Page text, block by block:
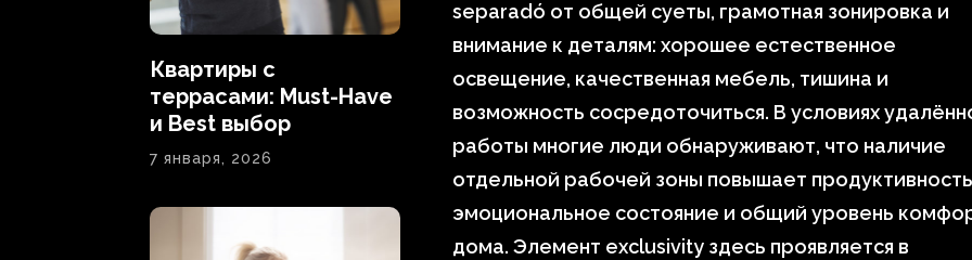
Квартиры с
террасами: Must-Have
и Best выбор
7 января, 2026
separadó от общей суеты, грамотная зонировка и
внимание к деталям: хорошее естественное
освещение, качественная мебель, тишина и
возможность сосредоточиться. В условиях
работы многие люди обнаруживают, что наличие
отдельной рабочей зоны повышает
эмоциональное состояние и общий уровень
дома. Элемент exclusivity здесь проявляется в